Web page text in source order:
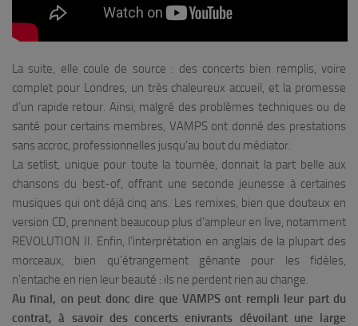
La suite, elle coule de source : des concerts bien remplis, voire
complet pour Londres, un très chaleureux accueil, et la promesse
d’un rapide retour. Ainsi, malgré des problèmes techniques ou de
santé pour certains membres, VAMPS ont donné des prestations
sans accroc, professionnelles jusqu’au bout du médiator.
La setlist, unique pour toute la tournée, donnait la part belle aux
chansons du best-of, offrant une seconde jeunesse à certaines
musiques qui ont déjà cinq ans. Les remixes, bien que douteux en
version CD, prennent beaucoup plus d’ampleur en live, notamment
REVOLUTION II. Enfin, l’interprétation en anglais de la plupart des
morceaux, bien qu’étrangement gênante pour les fidèles,
n’entache en rien leur beauté : ils ne perdent rien au change.
Au final, on peut donc dire que VAMPS ont rempli leur part du
contrat, à savoir des concerts enivrants dévoilant une large